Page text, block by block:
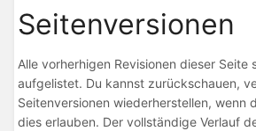
Seitenversionen
Alle vorherhigen Revisionen dieser Seite
aufgelistet. Du kannst zurückschauen,
Seitenversionen wiederherstellen, wenn
dies erlauben. Der vollständige Verlauf